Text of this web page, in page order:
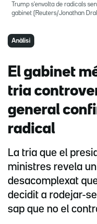
Trump s'envolta de radicals
gabinet (Reuters/Jonathan
Anàlisi
El gabinet
tria
general
radical
La tria que el
ministres revela
desacomplexat
decidit a rodejar-
sap que no el